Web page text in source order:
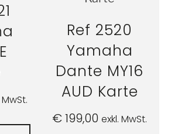
Ref 2520
Yamaha
Dante MY16
AUD Karte
€199,00 exkl. MwSt.